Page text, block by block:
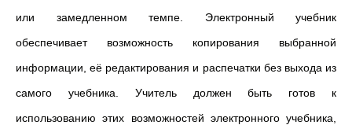
или замедленном темпе. Электронный учебник
обеспечивает возможность копирования выбранной
информации, её редактирования и распечатки без выхода из
самого учебника. Учитель должен быть готов к
использованию этих возможностей электронного учебника,